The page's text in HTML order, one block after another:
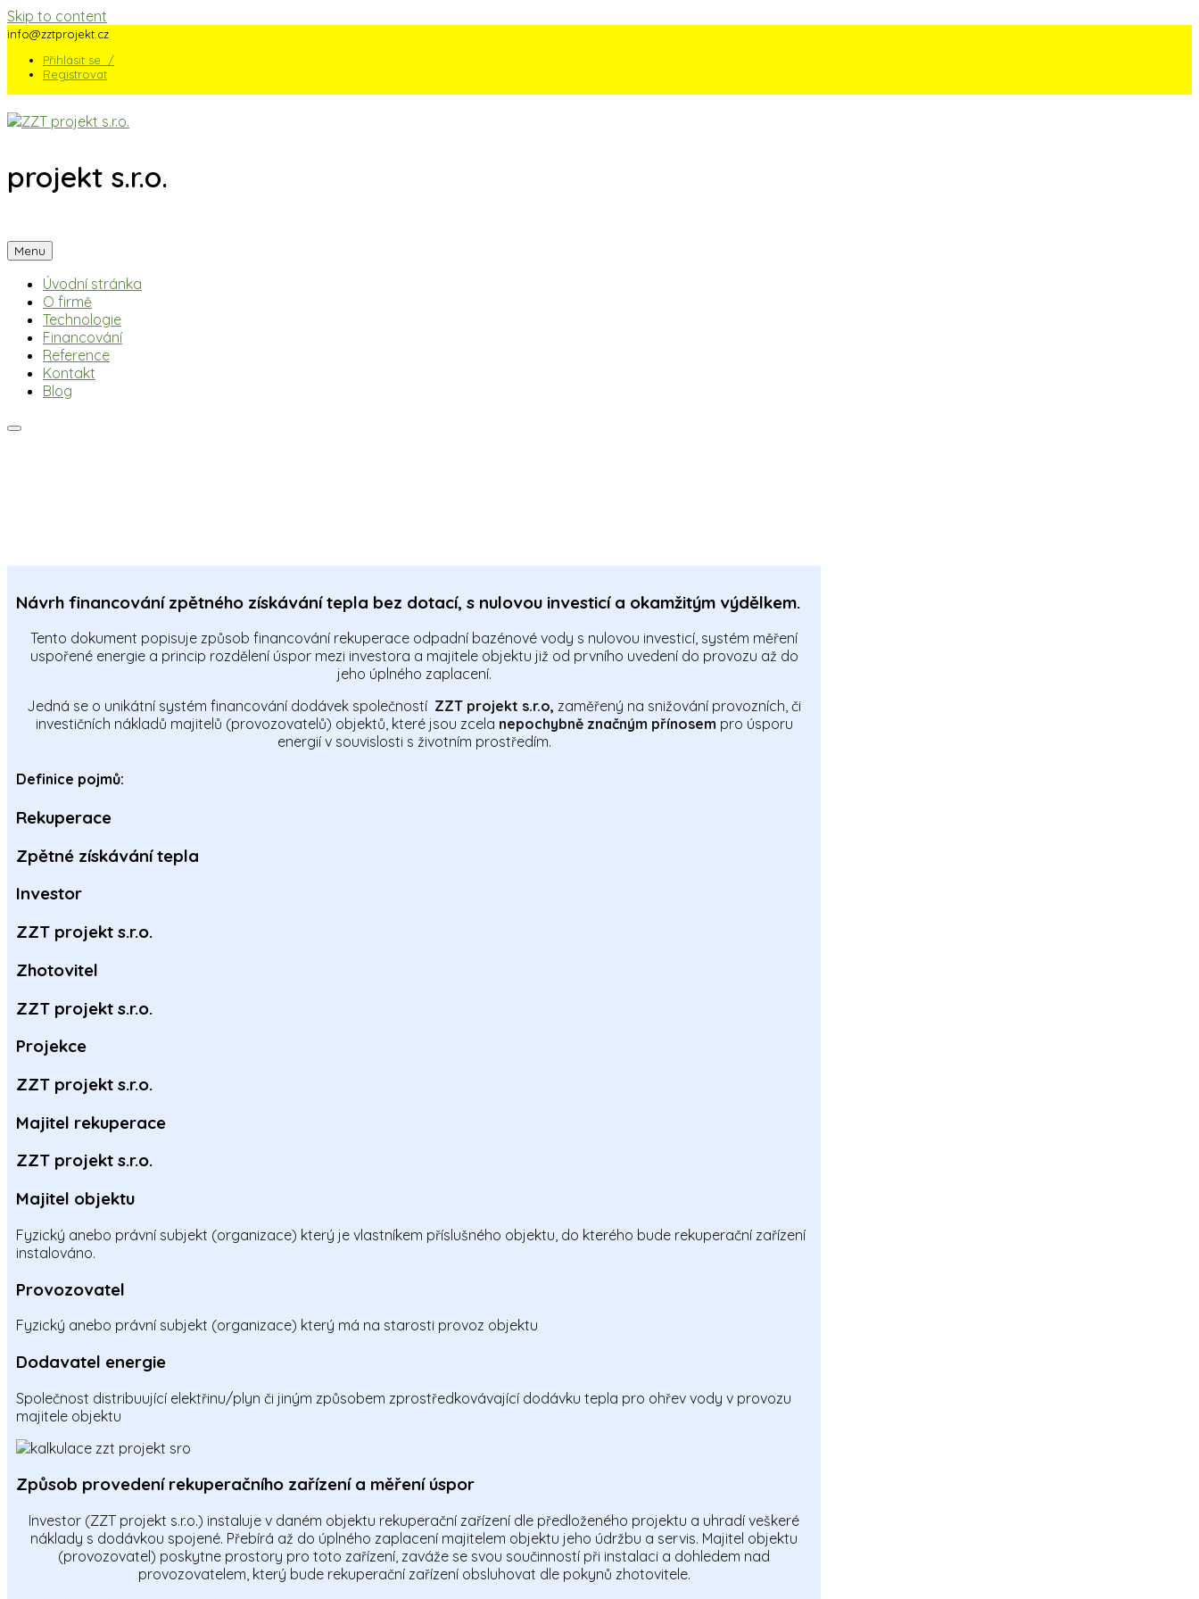
Skip to content
info@zztprojekt.cz
Přihlásit se /
Registrovat
projekt s.r.o.
Menu
Úvodní stránka
O firmě
Technologie
Financování
Reference
Kontakt
Blog
Návrh financování zpětného získávání tepla bez dotací, s nulovou investicí a okamžitým výdělkem.
Tento dokument popisuje způsob financování rekuperace odpadní bazénové vody s nulovou investicí, systém měření
uspořené energie a princip rozdělení úspor mezi investora a majitele objektu již od prvního uvedení do provozu až do
jeho úplného zaplacení.
Jedná se o unikátní systém financování dodávek společností ZZT projekt s.r.o, zaměřený na snižování provozních, či
investičních nákladů majitelů (provozovatelů) objektů, které jsou zcela nepochybně značným přínosem pro úsporu
energií v souvislosti s životním prostředím.
Definice pojmů:
Rekuperace
Zpětné získávání tepla
Investor
ZZT projekt s.r.o.
Zhotovitel
ZZT projekt s.r.o.
Projekce
ZZT projekt s.r.o.
Majitel rekuperace
ZZT projekt s.r.o.
Majitel objektu
Fyzický anebo právní subjekt (organizace) který je vlastníkem příslušného objektu, do kterého bude rekuperační zařízení
instalováno.
Provozovatel
Fyzický anebo právní subjekt (organizace) který má na starosti provoz objektu
Dodavatel energie
Společnost distribuující elektřinu/plyn či jiným způsobem zprostředkovávající dodávku tepla pro ohřev vody v provozu
majitele objektu
Způsob provedení rekuperačního zařízení a měření úspor
Investor (ZZT projekt s.r.o.) instaluje v daném objektu rekuperační zařízení dle předloženého projektu a uhradí veškeré
náklady s dodávkou spojené. Přebírá až do úplného zaplacení majitelem objektu jeho údržbu a servis. Majitel objektu
(provozovatel) poskytne prostory pro toto zařízení, zaváže se svou součinností při instalaci a dohledem nad
provozovatelem, který bude rekuperační zařízení obsluhovat dle pokynů zhotovitele.